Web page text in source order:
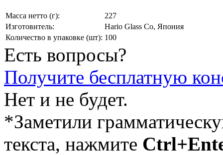
Масса нетто (г):
227
Изготовитель:
Hario Glass Co, Япония
Количество в упаковке (шт): 100
Есть вопросы?
Получите бесплатную
Нет и не будет.
*Заметили
текста, нажмите